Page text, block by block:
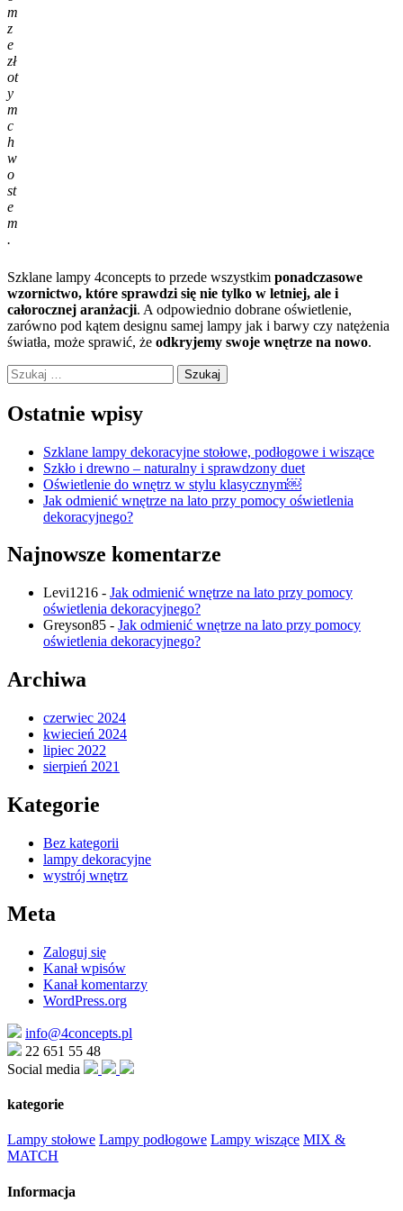
m
z
e
zł
ot
y
m
c
h
w
o
st
e
m
.
Szklane lampy 4concepts to przede wszystkim ponadczasowe
wzornictwo, które sprawdzi się nie tylko w letniej, ale i
całorocznej aranżacji. A odpowiednio dobrane oświetlenie,
zarówno pod kątem designu samej lampy jak i barwy czy natężenia
światła, może sprawić, że odkryjemy swoje wnętrze na nowo.
Szukaj:
Ostatnie wpisy
Szklane lampy dekoracyjne stołowe, podłogowe i wiszące
Szkło i drewno – naturalny i sprawdzony duet
Oświetlenie do wnętrz w stylu klasycznym￼
Jak odmienić wnętrze na lato przy pomocy oświetlenia
dekoracyjnego?
Najnowsze komentarze
Levi1216 - Jak odmienić wnętrze na lato przy pomocy
oświetlenia dekoracyjnego?
Greyson85 - Jak odmienić wnętrze na lato przy pomocy
oświetlenia dekoracyjnego?
Archiwa
czerwiec 2024
kwiecień 2024
lipiec 2022
sierpień 2021
Kategorie
Bez kategorii
lampy dekoracyjne
wystrój wnętrz
Meta
Zaloguj się
Kanał wpisów
Kanał komentarzy
WordPress.org
info@4concepts.pl
22 651 55 48
Social media
kategorie
Lampy stołowe Lampy podłogowe Lampy wiszące MIX &
MATCH
Informacja